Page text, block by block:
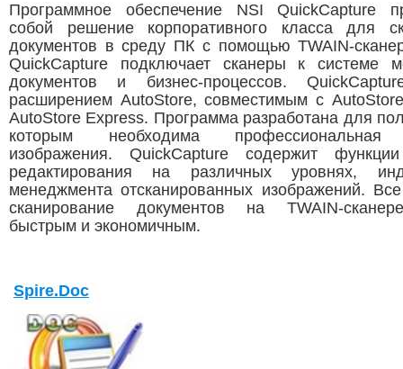
Программное обеспечение NSI QuickCapture
собой решение корпоративного класса для
документов в среду ПК с помощью TWAIN-
QuickCapture подключает сканеры к системе
документов и бизнес-процессов.
расширением AutoStore, совместимым с
AutoStore Express. Программа разработана для
которым необходима профессиональная
изображения. QuickCapture содержит
редактирования на различных уровнях,
менеджмента отсканированных изображений.
сканирование документов на TWAIN-
быстрым и экономичным.
Spire.Doc